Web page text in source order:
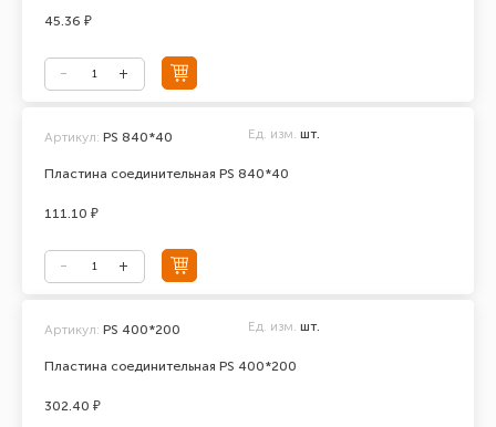
45.36 ₽
Пластина соединительная PS 840*40
Артикул: PS 840*40 Ед. изм. шт.
111.10 ₽
Пластина соединительная PS 400*200
Артикул: PS 400*200 Ед. изм. шт.
302.40 ₽